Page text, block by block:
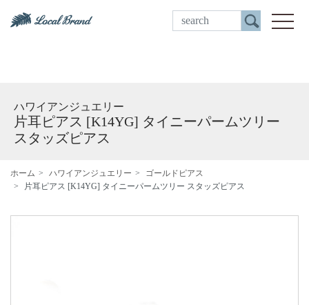
ご来店予約
ハワイアンジュエリー
片耳ピアス [K14YG] タイニーパームツリー
スタッズピアス
ホーム ハワイアンジュエリー
ゴールドピアス
片耳ピアス [K14YG] タイニーパームツリー スタッズピアス